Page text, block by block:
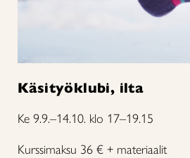
Käsityöklubi, ilta
Ke 9.9.–14.10. klo 17–19.15
Kurssimaksu 36 € + materiaalit